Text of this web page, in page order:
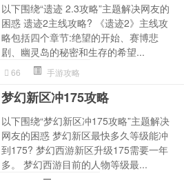
以下围绕“遗迹 2.3攻略”主题解决网友的
困惑 遗迹2主线攻略? 《遗迹2》主线攻
略包括四个章节:绝望的开始、赛博悲
剧、幽灵岛的秘密和生存的希望...
66 手游攻略
梦幻新区冲175攻略
以下围绕“梦幻新区冲175攻略”主题解决
网友的困惑 梦幻新区最快多久等级能冲
到175? 梦幻西游新区升级175需要一年
多。 梦幻西游目前的人物等级最...